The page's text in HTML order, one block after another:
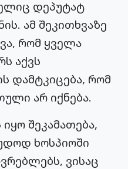
დეპუტატ
ამ შეკითხვაზე
რომ ყველა
აქვს
დამტკიცება, რომ
არ იქნება.
შეკამათება,
ხოსპიოში
ვისაც